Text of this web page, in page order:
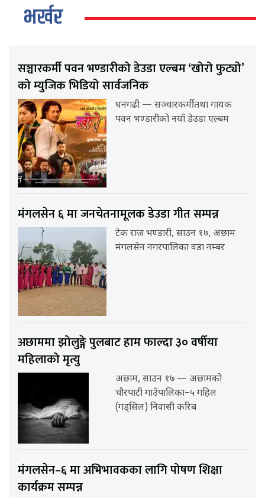
भर्खर
सञ्चारकर्मी पवन भण्डारीको डेउडा एल्बम ‘खोरो फुट्यो’
को म्युजिक भिडियो सार्वजनिक
धनगढी — सञ्चारकर्मी तथा गायक
पवन भण्डारीको नयाँ डेउडा एल्बम
मंगलसेन ६ मा जनचेतनामूलक डेउडा गीत सम्पन्न
टेक राज भण्डारी, साउन १७, अछाम
मंगलसेन नगरपालिका वडा नम्बर
अछाममा झोलुङ्गे पुलबाट हाम फाल्दा ३० वर्षीया
महिलाको मृत्यु
अछाम, साउन १७ — अछामको
चौरपाटी गाउँपालिका–५ गहिल
(गड्सिल) निवासी करिब
मंगलसेन–६ मा अभिभावकका लागि पोषण शिक्षा
कार्यक्रम सम्पन्न